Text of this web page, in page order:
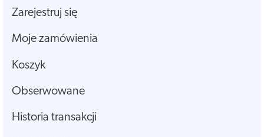
Zarejestruj się
Moje zamówienia
Koszyk
Obserwowane
Historia transakcji